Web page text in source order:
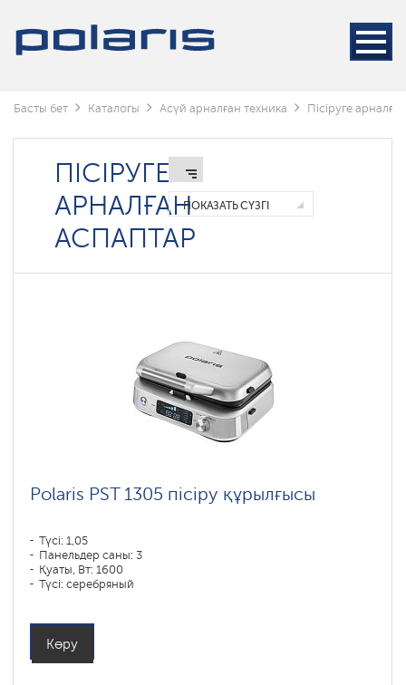
Басты бет Каталогы Асүй арналған техника Пісіруге
ПІСІРУГЕ
АРНАЛҒАН
АСПАПТАР
ПОКАЗАТЬ СҮЗГІ
Polaris PST 1305 пісіру құрылғысы
Түсі: 1,05
Панельдер саны: 3
Қуаты, Вт: 1600
Түсі: серебряный
Көру